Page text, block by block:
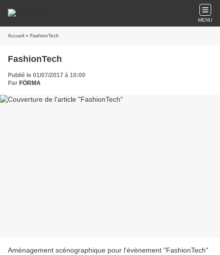
MENU
Accueil » FashionTech
FashionTech
Publié le 01/07/2017 à 10:00
Par FÖRMA
Aménagement scénographique pour l'évènement "FashionTech"